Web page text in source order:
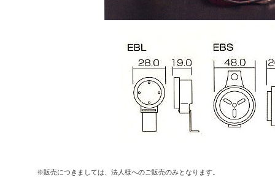
※販売につきましては、法人様へのご販売のみとなります。